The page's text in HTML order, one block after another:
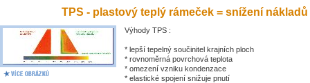
TPS - plastový teplý rámeček = snížení
Výhody TPS :
* lepší tepelný součinitel krajních ploch
* rovnoměrná povrchová teplota
* omezení vzniku kondenzace
* elastické spojení snižuje pnutí